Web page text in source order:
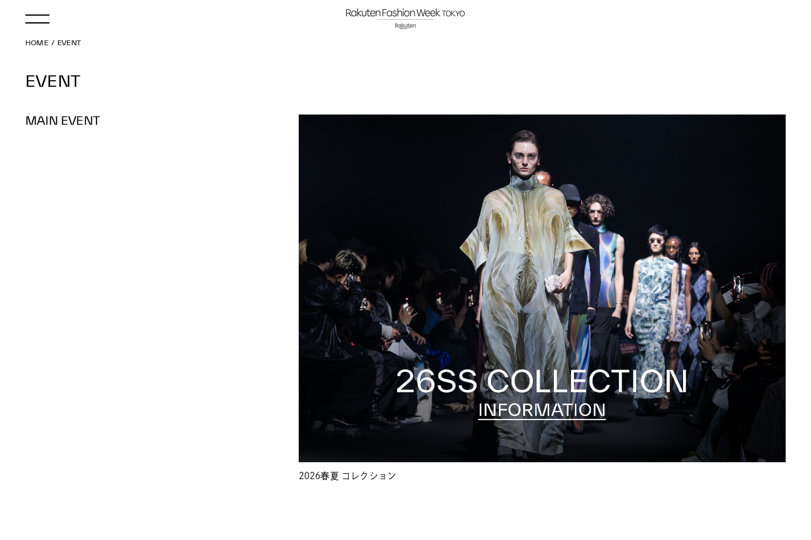
HOME EVENT
EVENT
MAIN EVENT
2026春夏 コレクション